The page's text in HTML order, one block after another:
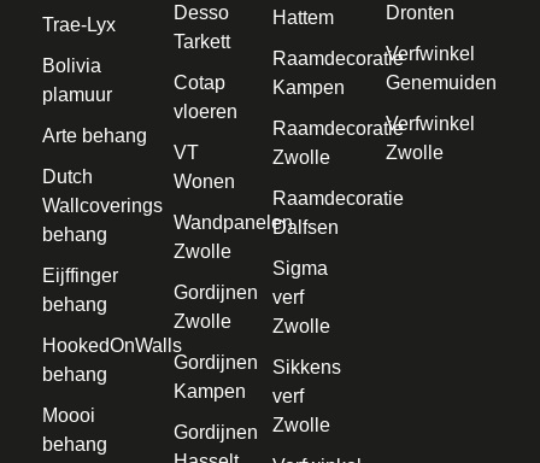
Trae-Lyx
Bolivia
plamuur
Arte behang
Dutch
Wallcoverings
behang
Eijffinger
behang
HookedOnWalls
behang
Moooi
behang
Desso
Tarkett
Cotap
vloeren
VT
Wonen
Wandpanelen
Zwolle
Gordijnen
Zwolle
Gordijnen
Kampen
Gordijnen
Hattem
Raamdecoratie
Kampen
Raamdecoratie
Zwolle
Raamdecoratie
Dalfsen
Sigma
verf
Zwolle
Sikkens
verf
Zwolle
Dronten
Verfwinkel
Genemuiden
Verfwinkel
Zwolle